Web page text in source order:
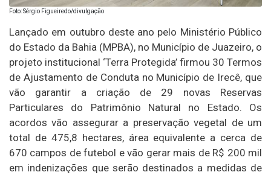
Foto: Sérgio Figueiredo/divulgação
Lançado em outubro deste ano pelo Ministério Público
do Estado da Bahia (MPBA), no Município de Juazeiro, o
projeto institucional ‘Terra Protegida’ firmou 30 Termos
de Ajustamento de Conduta no Município de Irecê, que
vão garantir a criação de 29 novas Reservas
Particulares do Patrimônio Natural no Estado. Os
acordos vão assegurar a preservação vegetal de um
total de 475,8 hectares, área equivalente a cerca de
670 campos de futebol e vão gerar mais de R$ 200 mil
em indenizações que serão destinados a medidas de